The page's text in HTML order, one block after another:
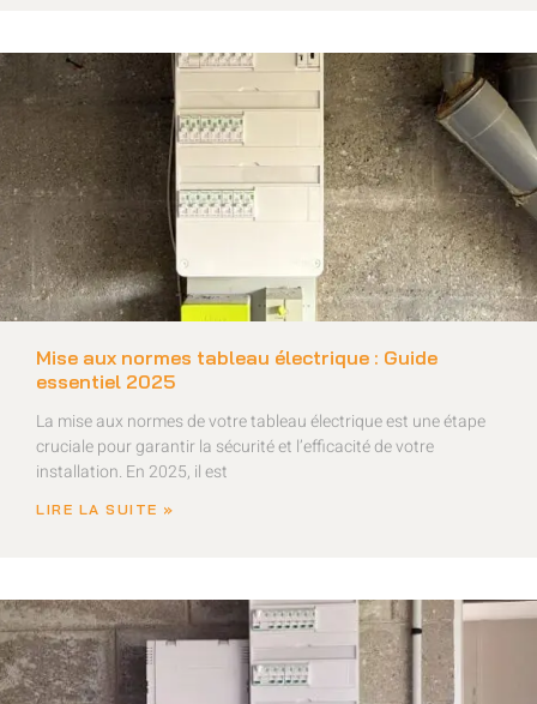
Mise aux normes tableau électrique : Guide
essentiel 2025
La mise aux normes de votre tableau électrique est une étape
cruciale pour garantir la sécurité et l’efficacité de votre
installation. En 2025, il est
LIRE LA SUITE »